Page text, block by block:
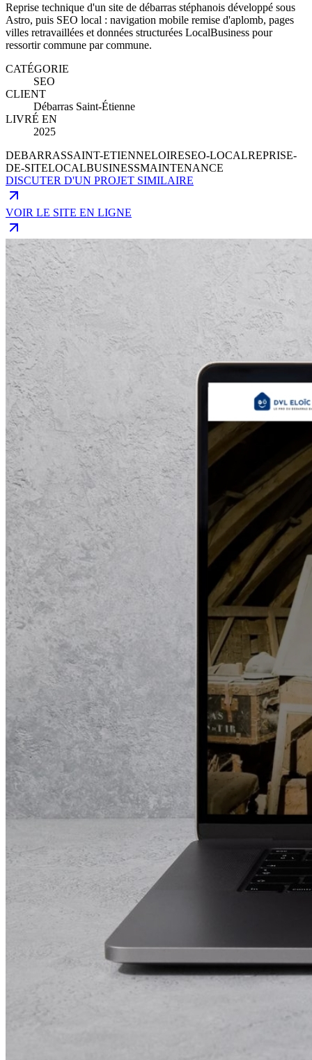
Reprise technique d'un site de débarras stéphanois développé sous
Astro, puis SEO local : navigation mobile remise d'aplomb, pages
villes retravaillées et données structurées LocalBusiness pour
ressortir commune par commune.
CATÉGORIE
SEO
CLIENT
Débarras Saint-Étienne
LIVRÉ EN
2025
DEBARRASSAINT-ETIENNELOIRESEO-LOCALREPRISE-
DE-SITELOCALBUSINESSMAINTENANCE
DISCUTER D'UN PROJET SIMILAIRE
VOIR LE SITE EN LIGNE